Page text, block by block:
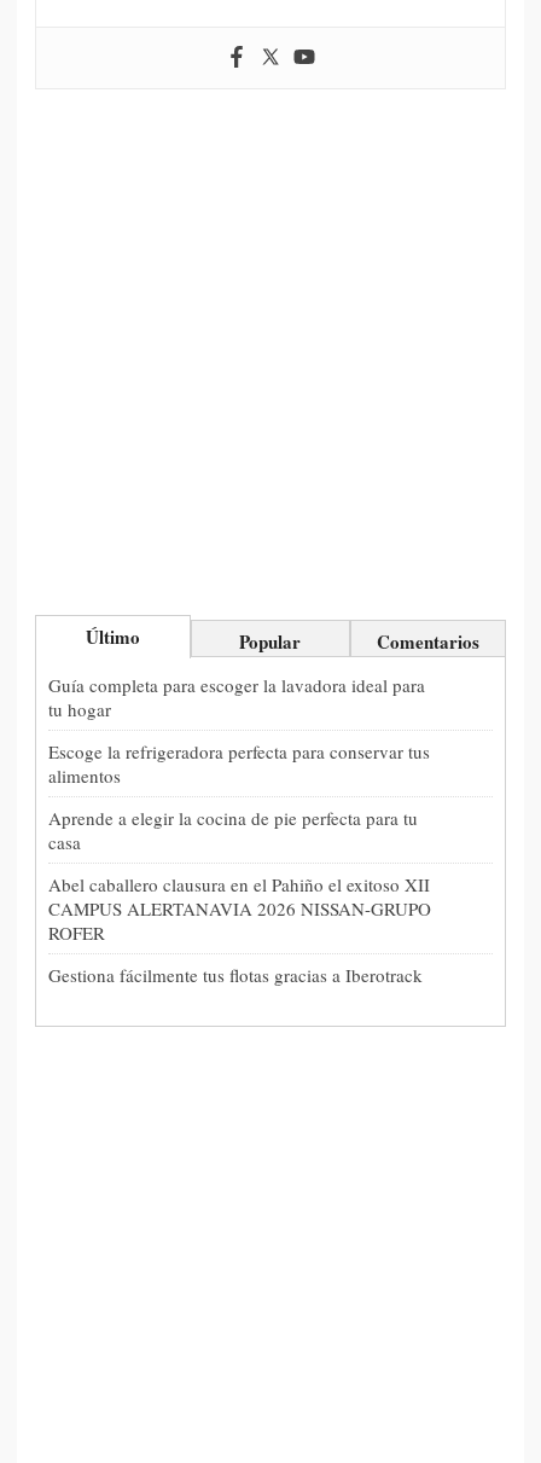
Último Popular Comentarios
Guía completa para escoger la lavadora ideal para
tu hogar
Escoge la refrigeradora perfecta para conservar tus
alimentos
Aprende a elegir la cocina de pie perfecta para tu
casa
Abel caballero clausura en el Pahiño el exitoso XII
CAMPUS ALERTANAVIA 2026 NISSAN-GRUPO
ROFER
Gestiona fácilmente tus flotas gracias a Iberotrack